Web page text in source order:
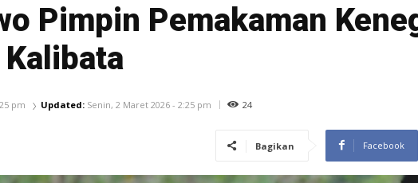
Pimpin Pemakaman
pm Updated: Senin, 2 Maret 2026 - 2:25 pm 24
Bagikan Facebook